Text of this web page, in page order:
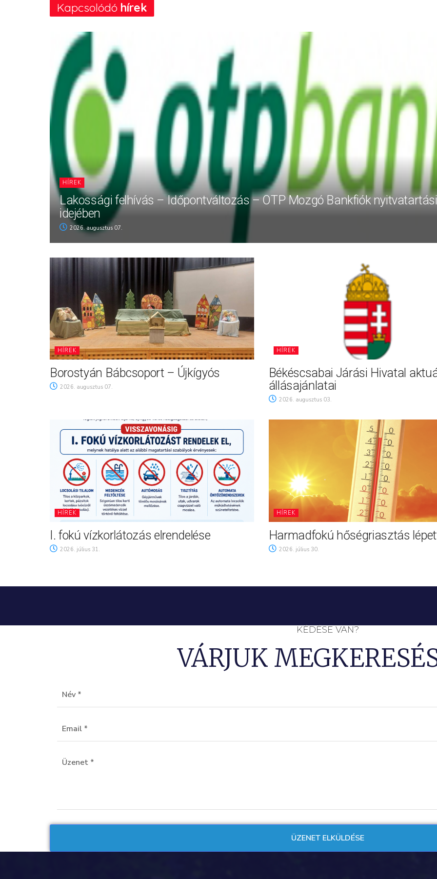
Kapcsolódó hírek
HÍREK
Lakossági felhívás – Időpontváltozás – OTP Mozgó Bankfiók nyitvatartási
idejében
2026. augusztus 07.
HÍREK
Borostyán Bábcsoport – Újkígyós
2026. augusztus 07.
HÍREK
Békéscsabai Járási Hivatal
állásajánlatai
2026. augusztus 03.
HÍREK
I. fokú vízkorlátozás elrendelése
2026. július 31.
HÍREK
Harmadfokú hőségriasztás
2026. július 30.
KÉDÉSE VAN?
VÁRJUK